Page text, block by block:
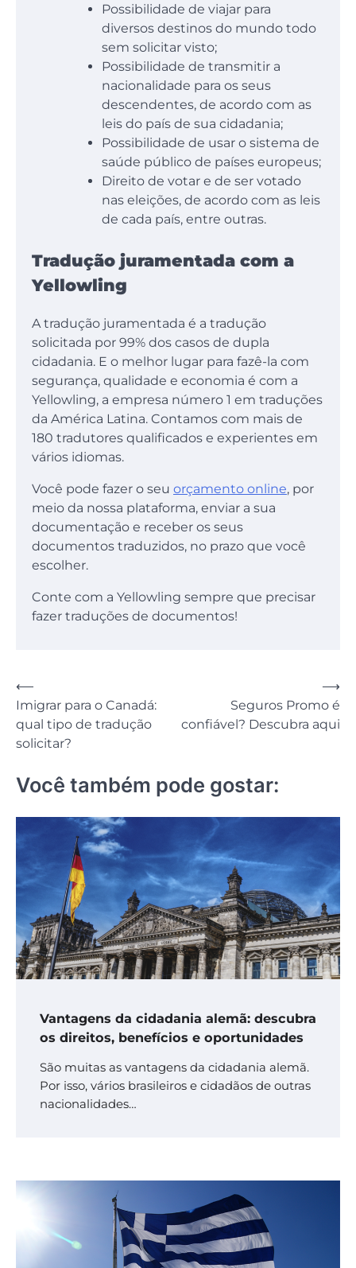
Possibilidade de viajar para
diversos destinos do mundo todo
sem solicitar visto;
Possibilidade de transmitir a
nacionalidade para os seus
descendentes, de acordo com as
leis do país de sua cidadania;
Possibilidade de usar o sistema de
saúde público de países europeus;
Direito de votar e de ser votado
nas eleições, de acordo com as leis
de cada país, entre outras.
Tradução juramentada com a
Yellowling
A tradução juramentada é a tradução
solicitada por 99% dos casos de dupla
cidadania. E o melhor lugar para fazê-la com
segurança, qualidade e economia é com a
Yellowling, a empresa número 1 em traduções
da América Latina. Contamos com mais de
180 tradutores qualificados e experientes em
vários idiomas.
Você pode fazer o seu orçamento online, por
meio da nossa plataforma, enviar a sua
documentação e receber os seus
documentos traduzidos, no prazo que você
escolher.
Conte com a Yellowling sempre que precisar
fazer traduções de documentos!
Navegação
de
Post
⟵
Imigrar para o Canadá:
qual tipo de tradução
solicitar?
Seguros Promo é
confiável? Descubra aqui
⟶
Você também pode gostar:
Vantagens da cidadania alemã: descubra
os direitos, benefícios e oportunidades
São muitas as vantagens da cidadania alemã.
Por isso, vários brasileiros e cidadãos de outras
nacionalidades…